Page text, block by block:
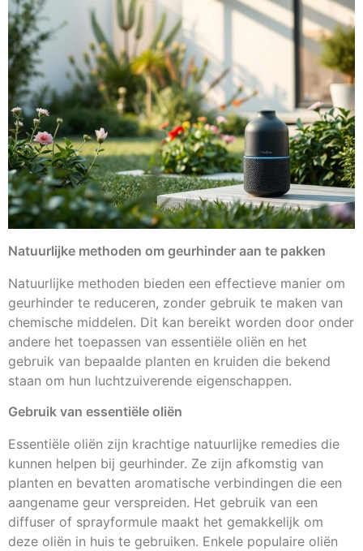
Natuurlijke methoden om geurhinder aan te pakken
Natuurlijke methoden bieden een effectieve manier om
geurhinder te reduceren, zonder gebruik te maken van
chemische middelen. Dit kan bereikt worden door onder
andere het toepassen van essentiële oliën en het
gebruik van bepaalde planten en kruiden die bekend
staan om hun luchtzuiverende eigenschappen.
Gebruik van essentiële oliën
Essentiële oliën zijn krachtige natuurlijke remedies die
kunnen helpen bij geurhinder. Ze zijn afkomstig van
planten en bevatten aromatische verbindingen die een
aangename geur verspreiden. Het gebruik van een
diffuser of sprayformule maakt het gemakkelijk om
deze oliën in huis te gebruiken. Enkele populaire oliën